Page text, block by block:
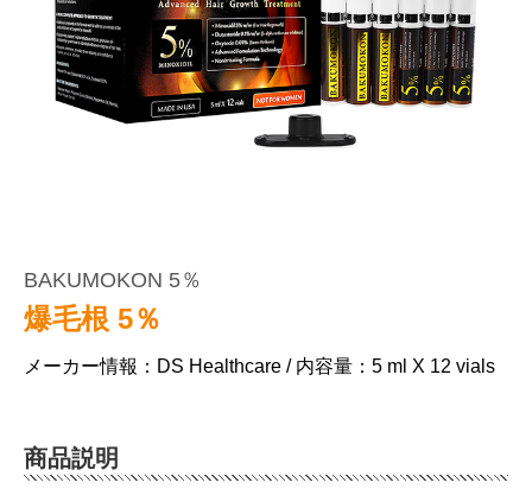
BAKUMOKON 5％
爆毛根 5％
メーカー情報：DS Healthcare / 内容量：5 ml X 12 vials
商品説明